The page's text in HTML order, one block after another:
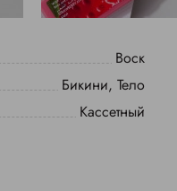
Воск
Бикини, Тело
Кассетный